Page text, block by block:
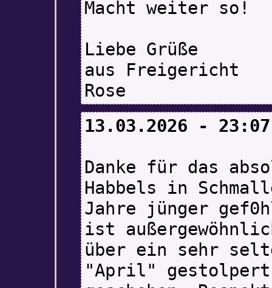
Macht weiter so!
Liebe Grüße
aus Freigericht
Rose
13.03.2026 - 23:07
Danke für das
Habbels in
Jahre jünger
ist
über ein sehr
"April" gestolpert